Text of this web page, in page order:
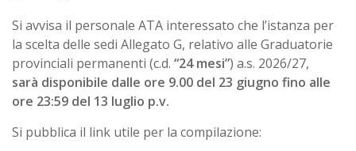
Si avvisa il personale ATA interessato che l’istanza per
la scelta delle sedi Allegato G, relativo alle Graduatorie
provinciali permanenti (c.d. “24 mesi”) a.s. 2026/27,
sarà disponibile dalle ore 9.00 del 23 giugno fino alle
ore 23:59 del 13 luglio p.v.
Si pubblica il link utile per la compilazione: